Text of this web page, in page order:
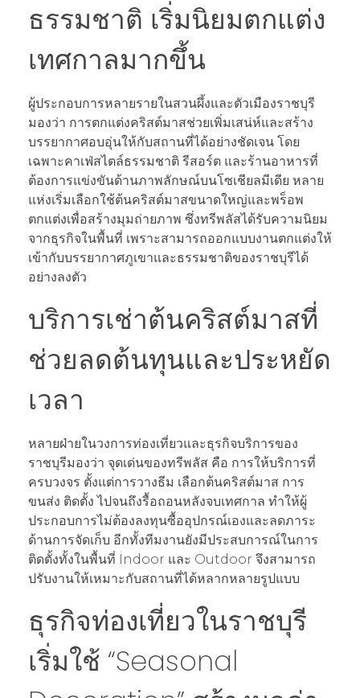
ธรรมชาติ เริ่มนิยมตกแต่ง
เทศกาลมากขึ้น
ผู้ประกอบการหลายรายในสวนผึ้งและตัวเมืองราชบุรี
มองว่า การตกแต่งคริสต์มาสช่วยเพิ่มเสน่ห์และสร้าง
บรรยากาศอบอุ่นให้กับสถานที่ได้อย่างชัดเจน โดย
เฉพาะคาเฟ่สไตล์ธรรมชาติ รีสอร์ต และร้านอาหารที่
ต้องการแข่งขันด้านภาพลักษณ์บนโซเชียลมีเดีย หลาย
แห่งเริ่มเลือกใช้ต้นคริสต์มาสขนาดใหญ่และพร็อพ
ตกแต่งเพื่อสร้างมุมถ่ายภาพ ซึ่งทรีพลัสได้รับความนิยม
จากธุรกิจในพื้นที่ เพราะสามารถออกแบบงานตกแต่งให้
เข้ากับบรรยากาศภูเขาและธรรมชาติของราชบุรีได้
อย่างลงตัว
บริการเช่าต้นคริสต์มาสที่
ช่วยลดต้นทุนและประหยัด
เวลา
หลายฝ่ายในวงการท่องเที่ยวและธุรกิจบริการของ
ราชบุรีมองว่า จุดเด่นของทรีพลัส คือ การให้บริการที่
ครบวงจร ตั้งแต่การวางธีม เลือกต้นคริสต์มาส การ
ขนส่ง ติดตั้ง ไปจนถึงรื้อถอนหลังจบเทศกาล ทำให้ผู้
ประกอบการไม่ต้องลงทุนซื้ออุปกรณ์เองและลดภาระ
ด้านการจัดเก็บ อีกทั้งทีมงานยังมีประสบการณ์ในการ
ติดตั้งทั้งในพื้นที่ Indoor และ Outdoor จึงสามารถ
ปรับงานให้เหมาะกับสถานที่ได้หลากหลายรูปแบบ
ธุรกิจท่องเที่ยวในราชบุรี
เริ่มใช้ “Seasonal